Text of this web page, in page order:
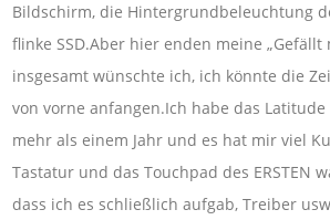
Bildschirm, die Hintergrundbeleuchtung
flinke SSD.Aber hier enden meine „Gefällt
insgesamt wünschte ich, ich könnte die
von vorne anfangen.Ich habe das Latitude
mehr als einem Jahr und es hat mir viel
Tastatur und das Touchpad des ERSTEN
dass ich es schließlich aufgab, Treiber